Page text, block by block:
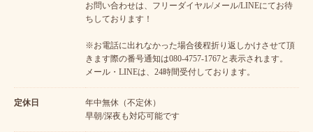
お問い合わせは、フリーダイヤル/メール/LINEにてお待
ちしております！
※お電話に出れなかった場合後程折り返しかけさせて頂
きます際の番号通知は080-4757-1767と表示されます。
メール・LINEは、24時間受付しております。
定休日
年中無休（不定休）
早朝/深夜も対応可能です